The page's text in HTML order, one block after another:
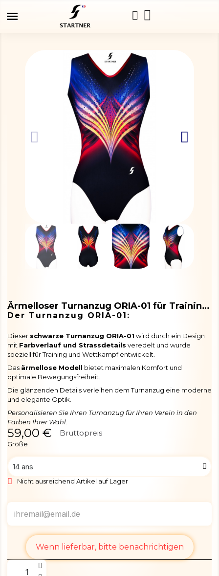
Ärmelloser Turnanzug ORIA-01 für Training und Wettkampf
Der Turnanzug ORIA-01:
Dieser schwarze Turnanzug ORIA-01 wird durch ein Design
mit Farbverlauf und Strassdetails veredelt und wurde
speziell für Training und Wettkampf entwickelt.
Das ärmellose Modell bietet maximalen Komfort und
optimale Bewegungsfreiheit.
Die glänzenden Details verleihen dem Turnanzug eine moderne
und elegante Optik.
Personalisieren Sie Ihren Turnanzug für Ihren Verein in den
Farben Ihrer Wahl.
59,00 € Bruttopreis
Größe
Nicht ausreichend Artikel auf Lager
Wenn lieferbar, bitte benachrichtigen